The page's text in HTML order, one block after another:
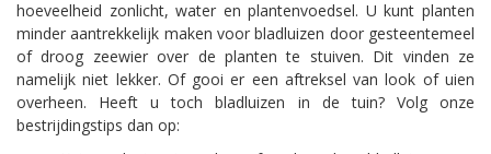
hoeveelheid zonlicht, water en plantenvoedsel. U kunt planten
minder aantrekkelijk maken voor bladluizen door gesteentemeel
of droog zeewier over de planten te stuiven. Dit vinden ze
namelijk niet lekker. Of gooi er een aftreksel van look of uien
overheen. Heeft u toch bladluizen in de tuin? Volg onze
bestrijdingstips dan op: